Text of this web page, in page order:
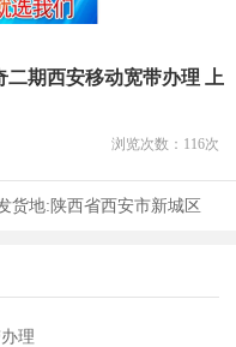
期西安移动宽带办理 上
浏览次数： 116次
货地:陕西省西安市新城区
理